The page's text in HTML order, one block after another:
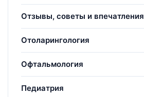
Отзывы, советы и впечатления
Отоларингология
Офтальмология
Педиатрия